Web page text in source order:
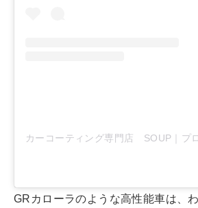
GRカローラのような高性能車は、